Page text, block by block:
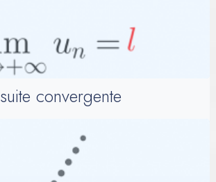
suite convergente